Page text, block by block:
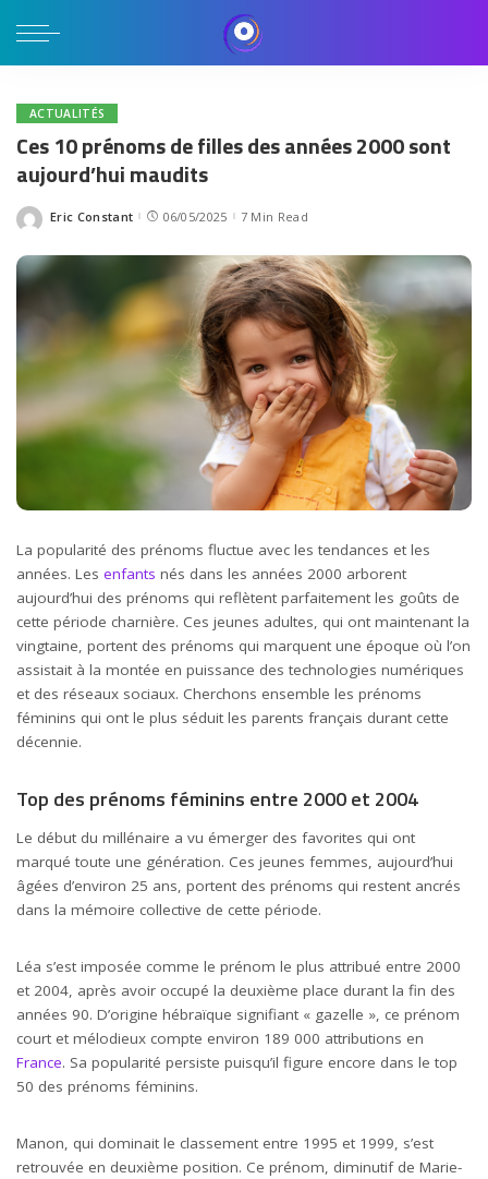
ACTUALITÉS
Ces 10 prénoms de filles des années 2000 sont
aujourd’hui maudits
Posted
Eric Constant 06/05/2025 7 Min Read
La popularité des prénoms fluctue avec les tendances et les
années. Les enfants nés dans les années 2000 arborent
aujourd’hui des prénoms qui reflètent parfaitement les goûts de
cette période charnière. Ces jeunes adultes, qui ont maintenant la
vingtaine, portent des prénoms qui marquent une époque où l’on
assistait à la montée en puissance des technologies numériques
et des réseaux sociaux. Cherchons ensemble les prénoms
féminins qui ont le plus séduit les parents français durant cette
décennie.
Top des prénoms féminins entre 2000 et 2004
Le début du millénaire a vu émerger des favorites qui ont
marqué toute une génération. Ces jeunes femmes, aujourd’hui
âgées d’environ 25 ans, portent des prénoms qui restent ancrés
dans la mémoire collective de cette période.
Léa s’est imposée comme le prénom le plus attribué entre 2000
et 2004, après avoir occupé la deuxième place durant la fin des
années 90. D’origine hébraïque signifiant « gazelle », ce prénom
court et mélodieux compte environ 189 000 attributions en
France. Sa popularité persiste puisqu’il figure encore dans le top
50 des prénoms féminins.
Manon, qui dominait le classement entre 1995 et 1999, s’est
retrouvée en deuxième position. Ce prénom, diminutif de Marie-